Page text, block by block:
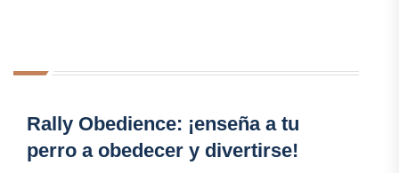
Rally Obedience: ¡enseña a tu
perro a obedecer y divertirse!